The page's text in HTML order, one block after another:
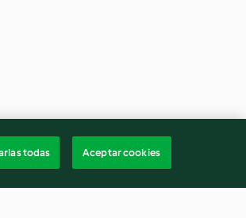
todas Aceptar cookies